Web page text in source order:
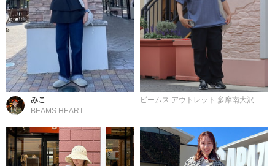
みこ
BEAMS HEART
ビームス アウトレット 多摩南大沢